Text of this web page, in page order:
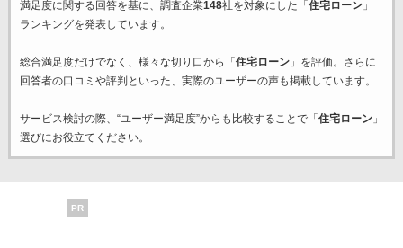
満足度に関する回答を基に、調査企業148社を対象にした「 住宅ローン」
ランキングを発表しています。
総合満足度だけでなく、様々な切り口から「 住宅ローン」を評価。さらに
回答者の口コミや評判といった、実際のユーザーの声も掲載しています。
サービス検討の際、“ユーザー満足度”からも比較することで「 住宅ローン」
選びにお役立てください。
PR